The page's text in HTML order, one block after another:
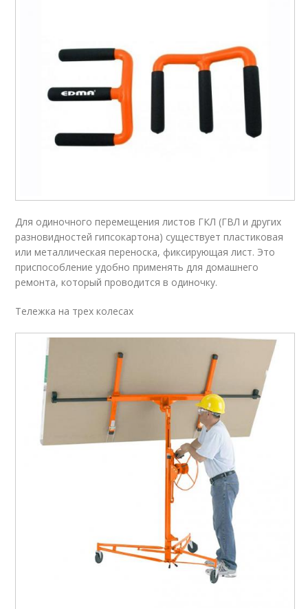
Для одиночного перемещения листов ГКЛ (ГВЛ и других
разновидностей гипсокартона) существует пластиковая
или металлическая переноска, фиксирующая лист. Это
приспособление удобно применять для домашнего
ремонта, который проводится в одиночку.
Тележка на трех колесах